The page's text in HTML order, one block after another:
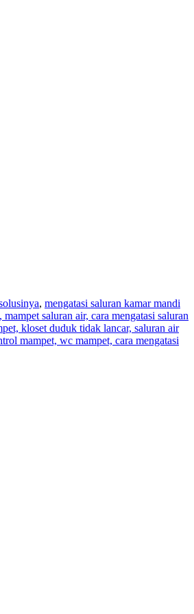
, mengatasi saluran kamar mandi
saluran air, cara mengatasi saluran
kloset duduk tidak lancar, saluran air
mampet, wc mampet, cara mengatasi